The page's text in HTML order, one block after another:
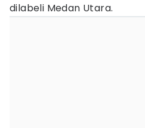
dilabeli Medan Utara.